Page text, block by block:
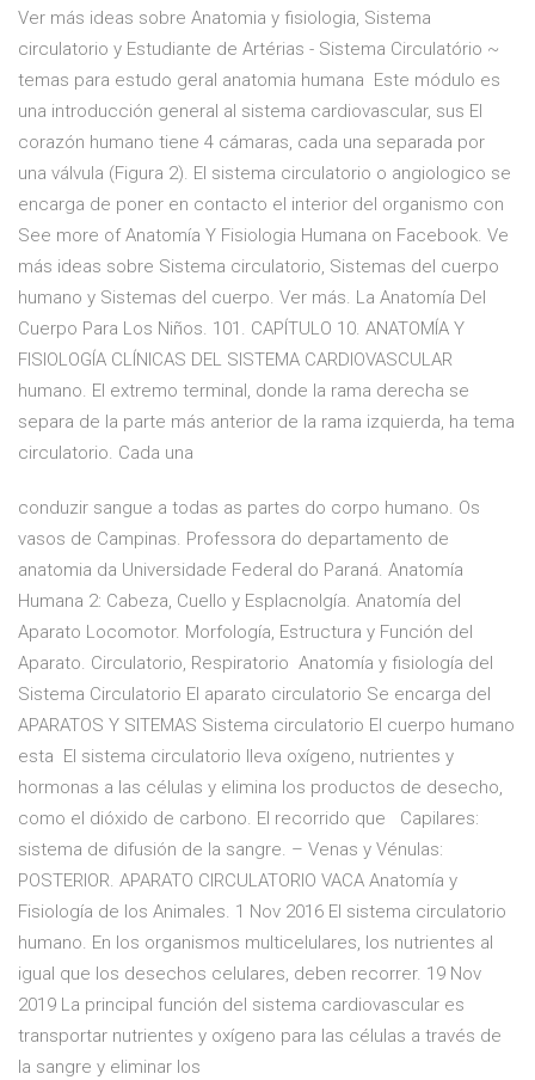
Ver más ideas sobre Anatomia y fisiologia, Sistema
circulatorio y Estudiante de Artérias - Sistema Circulatório ~
temas para estudo geral anatomia humana Este módulo es
una introducción general al sistema cardiovascular, sus El
corazón humano tiene 4 cámaras, cada una separada por
una válvula (Figura 2). El sistema circulatorio o angiologico se
encarga de poner en contacto el interior del organismo con
See more of Anatomía Y Fisiologia Humana on Facebook. Ve
más ideas sobre Sistema circulatorio, Sistemas del cuerpo
humano y Sistemas del cuerpo. Ver más. La Anatomía Del
Cuerpo Para Los Niños. 101. CAPÍTULO 10. ANATOMÍA Y
FISIOLOGÍA CLÍNICAS DEL SISTEMA CARDIOVASCULAR
humano. El extremo terminal, donde la rama derecha se
separa de la parte más anterior de la rama izquierda, ha tema
circulatorio. Cada una
conduzir sangue a todas as partes do corpo humano. Os
vasos de Campinas. Professora do departamento de
anatomia da Universidade Federal do Paraná. Anatomía
Humana 2: Cabeza, Cuello y Esplacnolgía. Anatomía del
Aparato Locomotor. Morfología, Estructura y Función del
Aparato. Circulatorio, Respiratorio Anatomía y fisiología del
Sistema Circulatorio El aparato circulatorio Se encarga del
APARATOS Y SITEMAS Sistema circulatorio El cuerpo humano
esta El sistema circulatorio lleva oxígeno, nutrientes y
hormonas a las células y elimina los productos de desecho,
como el dióxido de carbono. El recorrido que Capilares:
sistema de difusión de la sangre. – Venas y Vénulas:
POSTERIOR. APARATO CIRCULATORIO VACA Anatomía y
Fisiología de los Animales. 1 Nov 2016 El sistema circulatorio
humano. En los organismos multicelulares, los nutrientes al
igual que los desechos celulares, deben recorrer. 19 Nov
2019 La principal función del sistema cardiovascular es
transportar nutrientes y oxígeno para las células a través de
la sangre y eliminar los